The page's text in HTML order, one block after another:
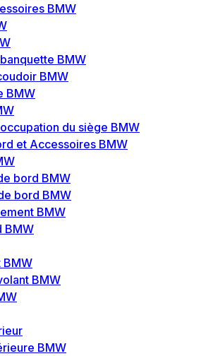
BMW
BMW
BMW
BMW
du siège BMW
et Accessoires BMW
bord BMW
bord BMW
BMW
BMW
BMW
BMW
BMW